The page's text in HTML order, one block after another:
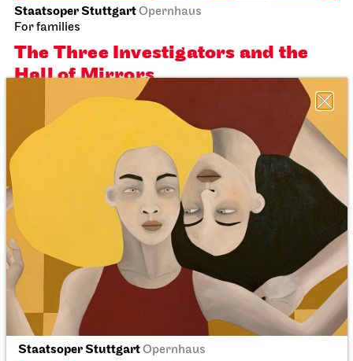
Kammertheater
Dance Lab
27.02.2027